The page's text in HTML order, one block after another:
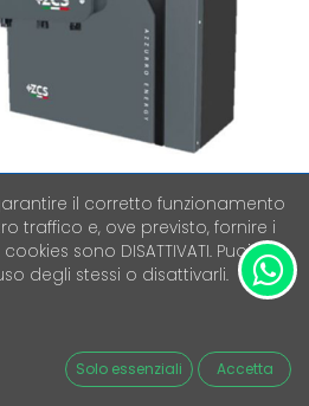
AZZURRO –
10 KWH
il corretto funzionamento
traffico e, ove previsto, fornire i
sono DISATTIVATI. Puoi
degli stessi o disattivarli.
Solo essenziali Accetta